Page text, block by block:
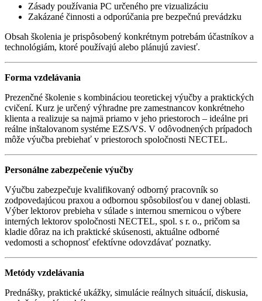
Zásady používania PC určeného pre vizualizáciu
Zakázané činnosti a odporúčania pre bezpečnú prevádzku
Obsah školenia je prispôsobený konkrétnym potrebám účastníkov a
technológiám, ktoré používajú alebo plánujú zaviesť.
Forma vzdelávania
Prezenčné školenie s kombináciou teoretickej výučby a praktických
cvičení. Kurz je určený výhradne pre zamestnancov konkrétneho
klienta a realizuje sa najmä priamo v jeho priestoroch – ideálne pri
reálne inštalovanom systéme EZS/VS. V odôvodnených prípadoch
môže výučba prebiehať v priestoroch spoločnosti NECTEL.
Personálne zabezpečenie výučby
Výučbu zabezpečuje kvalifikovaný odborný pracovník so
zodpovedajúcou praxou a odbornou spôsobilosťou v danej oblasti.
Výber lektorov prebieha v súlade s internou smernicou o výbere
interných lektorov spoločnosti NECTEL, spol. s r. o., pričom sa
kladie dôraz na ich praktické skúsenosti, aktuálne odborné
vedomosti a schopnosť efektívne odovzdávať poznatky.
Metódy vzdelávania
Prednášky, praktické ukážky, simulácie reálnych situácií, diskusia,